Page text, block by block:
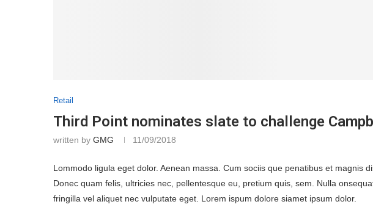
Retail
Third Point nominates slate to challenge
written by GMG 11/09/2018
Lommodo ligula eget dolor. Aenean massa. Cum sociis que penatibus et magnis
Donec quam felis, ultricies nec, pellentesque eu, pretium quis, sem. Nulla
fringilla vel aliquet nec vulputate eget. Lorem ispum dolore siamet ipsum dolor.